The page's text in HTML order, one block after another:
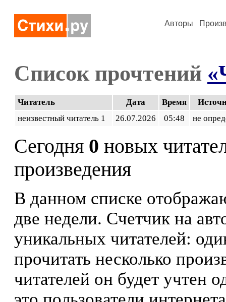
Авторы
Список прочтений
Читатель Дата Время
неизвестный читатель 1
26.07.2026 05:48 не
Сегодня 0 новых
произведения
В данном списке
две недели. Счетчик на
уникальных читателей:
прочитать несколько
читателей он будет учтен